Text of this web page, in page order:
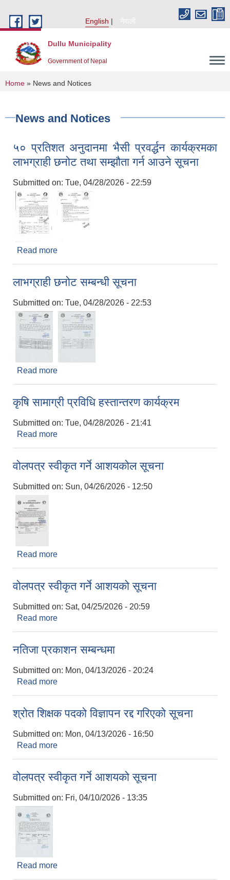
English
नेपाली
Dullu Municipality
Government of Nepal
You are here
Home » News and Notices
News and Notices
५० प्रतिशत अनुदानमा भैसी प्रवर्द्धन कार्यक्रमका
लाभग्राही छनोट तथा सम्झौता गर्न आउने सूचना
Submitted on: Tue, 04/28/2026 - 22:59
Read more
लाभग्राही छनोट सम्बन्धी सूचना
Submitted on: Tue, 04/28/2026 - 22:53
Read more
कृषि सामाग्री प्रविधि हस्तान्तरण कार्यक्रम
Submitted on: Tue, 04/28/2026 - 21:41
Read more
वोलपत्र स्वीकृत गर्ने आशयकोल सूचना
Submitted on: Sun, 04/26/2026 - 12:50
Read more
वोलपत्र स्वीकृत गर्ने आशयको सूचना
Submitted on: Sat, 04/25/2026 - 20:59
Read more
नतिजा प्रकाशन सम्बन्धमा
Submitted on: Mon, 04/13/2026 - 20:24
Read more
श्रोत शिक्षक पदको विज्ञापन रद्द गरिएको सूचना
Submitted on: Mon, 04/13/2026 - 16:50
Read more
वोलपत्र स्वीकृत गर्ने आशयको सूचना
Submitted on: Fri, 04/10/2026 - 13:35
Read more